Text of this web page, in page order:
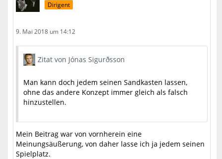
Dirigent
9. Mai 2018 um 14:12
Zitat von Jónas Sigurðsson
Man kann doch jedem seinen Sandkasten lassen,
ohne das andere Konzept immer gleich als falsch
hinzustellen.
Mein Beitrag war von vornherein eine
Meinungsäußerung, von daher lasse ich ja jedem seinen
Spielplatz.